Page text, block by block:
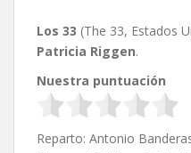
Los 33 (The 33, Estados
Patricia Riggen.
Nuestra puntuación
Reparto: Antonio